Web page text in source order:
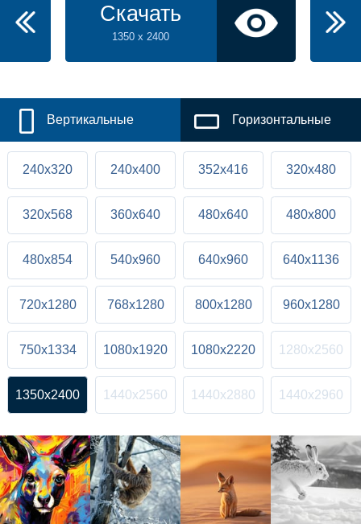
Скачать
1350 x 2400
Вертикальные Горизонтальные
240x320 240x400 352x416 320x480
320x568 360x640 480x640 480x800
480x854 540x960 640x960 640x1136
720x1280 768x1280 800x1280 960x1280
750x1334 1080x1920 1080x2220 1280x2560
1350x2400 1440x2560 1440x2880 1440x2960